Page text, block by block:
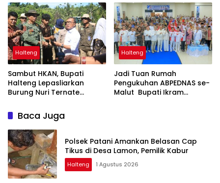
Halteng
Sambut HKAN, Bupati
Halteng Lepasliarkan
Burung Nuri Ternate
Halteng
Jadi Tuan Rumah
Pengukuhan ABPEDNAS se-
Malut Bupati Ikram
Baca Juga
Polsek Patani Amankan Belasan Cap
Tikus di Desa Lamon, Pemilik Kabur
Halteng 1 Agustus 2026